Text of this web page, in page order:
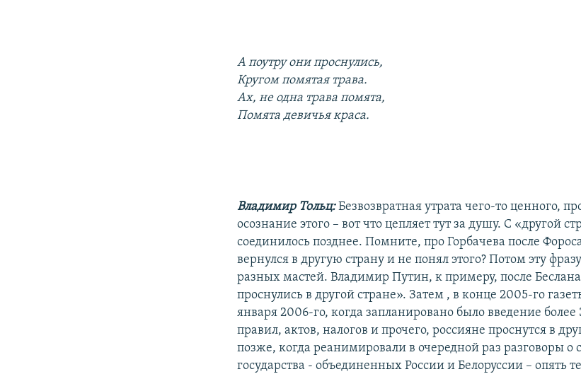
А поутру они проснулись,
Кругом помятая трава.
Ах, не одна трава помята,
Помята девичья краса.
Владимир Тольц:Безвозвратная утрата чего-то ценного,
осознание этого – вот что цепляет тут за душу. С «другой
соединилось позднее. Помните, про Горбачева после
вернулся в другую страну и не понял этого? Потом эту
разных мастей. Владимир Путин, к примеру, после
проснулись в другой стране». Затем , в конце 2005-го
января 2006-го, когда запланировано было введение
правил, актов, налогов и прочего, россияне проснутся в
позже, когда реанимировали в очередной раз разговоры о
государства - объединенных России и Белоруссии – опять